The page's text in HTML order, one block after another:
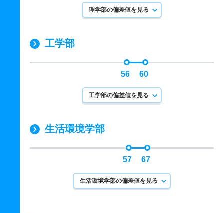
理学部の偏差値を見る
工学部
56 60
工学部の偏差値を見る
生活環境学部
57 67
生活環境学部の偏差値を見る